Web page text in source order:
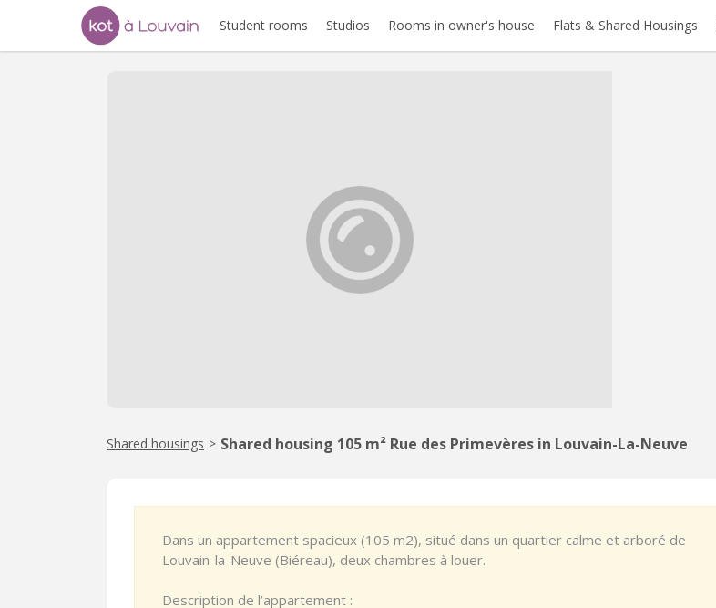
Student rooms Studios Rooms in owner's house Flats & Shared Housings
Shared housings > Shared housing 105 m² Rue des Primevères in Louvain-La-Neuve
Dans un appartement spacieux (105 m2), situé dans un quartier calme et arboré de
Louvain-la-Neuve (Biéreau), deux chambres à louer.
Description de l’appartement :